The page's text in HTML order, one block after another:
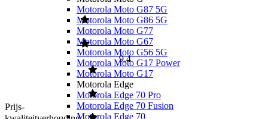
Motorola Moto G87 5G
Motorola Moto G86 5G
Motorola Moto G77
Motorola Moto G67
Motorola Moto G56 5G
Motorola Moto G17 Power
Motorola Moto G17
Motorola Edge
Motorola Edge 70 Pro
Motorola Edge 70 Fusion
Motorola Edge 70
Prijs-
9,4